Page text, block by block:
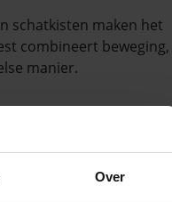
Over
schatkisten maken het
combineert beweging,
manier.
te verkleden als hun
kan worden
krachten kunnen laten
stimuleert actief